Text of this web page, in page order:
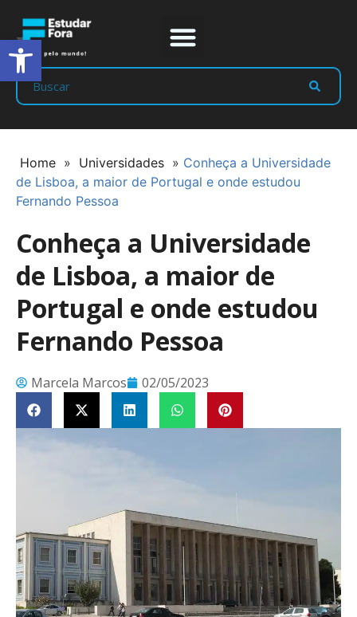
Home » Universidades » Conheça a Universidade
de Lisboa, a maior de Portugal e onde estudou
Fernando Pessoa
Conheça a Universidade
de Lisboa, a maior de
Portugal e onde estudou
Fernando Pessoa
Marcela Marcos 02/05/2023
Abrir a barra de ferramentas